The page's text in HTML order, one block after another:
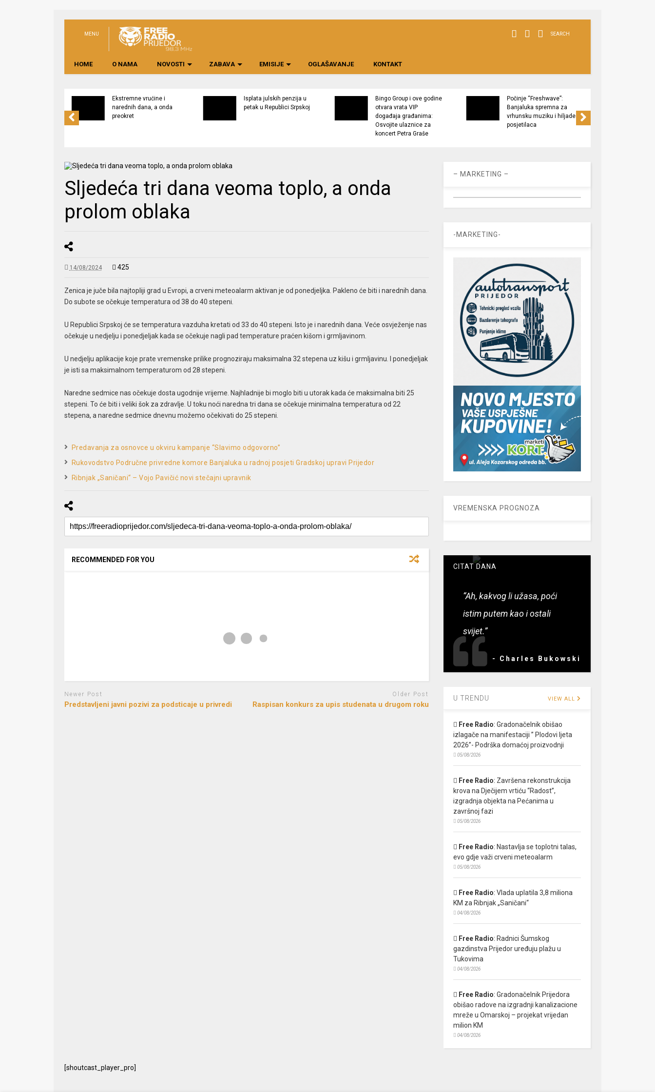
MENU SEARCH
HOME O NAMA NOVOSTI ZABAVA EMISIJE OGLAŠAVANJE KONTAKT
Ekstremne vrućine i
narednih dana, a onda
preokret
Isplata julskih penzija u
petak u Republici Srpskoj
Bingo Group i ove godine
otvara vrata VIP
događaja građanima:
Osvojite ulaznice za
koncert Petra Graše
Počinje “Freshwave”:
Banjaluka spremna za
vrhunsku muziku i hiljade
posjetilaca
Sljedeća tri dana veoma toplo, a onda
prolom oblaka
14/08/2024 425
Zenica je juče bila najtopliji grad u Evropi, a crveni meteoalarm aktivan je od ponedjeljka. Pakleno će biti i narednih dana.
Do subote se očekuje temperatura od 38 do 40 stepeni.
U Republici Srpskoj će se temperatura vazduha kretati od 33 do 40 stepeni. Isto je i narednih dana. Veće osvježenje nas
očekuje u nedjelju i ponedjeljak kada se očekuje nagli pad temperature praćen kišom i grmljavinom.
U nedjelju aplikacije koje prate vremenske prilike prognoziraju maksimalna 32 stepena uz kišu i grmljavinu. I ponedjeljak
je isti sa maksimalnom temperaturom od 28 stepeni.
Naredne sedmice nas očekuje dosta ugodnije vrijeme. Najhladnije bi moglo biti u utorak kada će maksimalna biti 25
stepeni. To će biti i veliki šok za zdravlje. U toku noći naredna tri dana se očekuje minimalna temperatura od 22
stepena, a naredne sedmice dnevnu možemo očekivati do 25 stepeni.
Predavanja za osnovce u okviru kampanje “Slavimo odgovorno”
Rukovodstvo Područne privredne komore Banjaluka u radnoj posjeti Gradskoj upravi Prijedor
Ribnjak „Saničani“ – Vojo Pavičić novi stečajni upravnik
RECOMMENDED FOR YOU
Newer Post
Predstavljeni javni pozivi za podsticaje u privredi
Older Post
Raspisan konkurs za upis studenata u drugom roku
– MARKETING –
-MARKETING-
VREMENSKA PROGNOZA
CITAT DANA
“Ah, kakvog li užasa, poći
istim putem kao i ostali
svijet.”
- Charles Bukowski
U TRENDU VIEW ALL
Free Radio: Gradonačelnik obišao
izlagače na manifestaciji ” Plodovi ljeta
2026”- Podrška domaćoj proizvodnji
05/08/2026
Free Radio: Završena rekonstrukcija
krova na Dječijem vrtiću “Radost”,
izgradnja objekta na Pećanima u
završnoj fazi
05/08/2026
Free Radio: Nastavlja se toplotni talas,
evo gdje važi crveni meteoalarm
05/08/2026
Free Radio: Vlada uplatila 3,8 miliona
KM za Ribnjak „Saničani“
04/08/2026
Free Radio: Radnici Šumskog
gazdinstva Prijedor uređuju plažu u
Tukovima
04/08/2026
Free Radio: Gradonačelnik Prijedora
obišao radove na izgradnji kanalizacione
mreže u Omarskoj – projekat vrijedan
milion KM
04/08/2026
[shoutcast_player_pro]